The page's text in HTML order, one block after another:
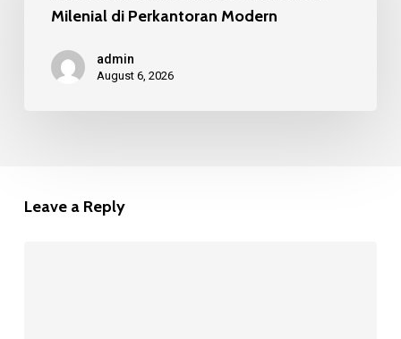
Generasi
Milenial di Perkantoran Modern
admin
August 6, 2026
Leave a Reply